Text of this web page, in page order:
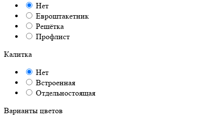
Нет
Евроштакетник
Решётка
Профлист
Калитка
Нет
Встроенная
Отдельностоящая
Варианты цветов